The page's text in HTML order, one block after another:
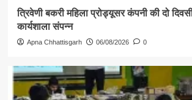
त्रिवेणी बकरी महिला प्रोड्यूसर कंपनी की दो
कार्यशाला संपन्न
Apna Chhattisgarh 06/08/2026 0